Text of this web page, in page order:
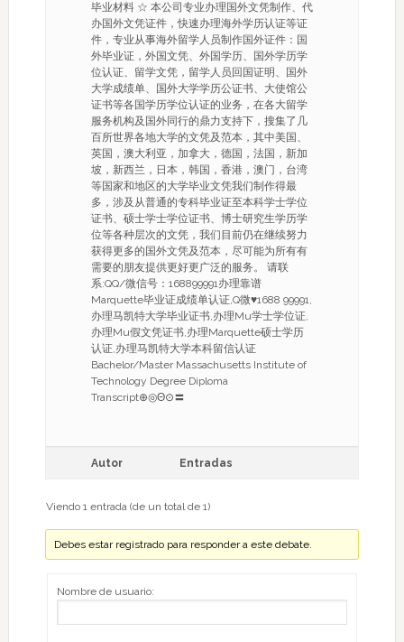
毕业材料 ☆ 本公司专业办理国外文凭制作、代
办国外文凭证件，快速办理海外学历认证等证
件，专业从事海外留学人员制作国外证件：国
外毕业证，外国文凭、外国学历、国外学历学
位认证、留学文凭，留学人员回国证明、国外
大学成绩单、国外大学学历公证书、大使馆公
证书等各国学历学位认证的业务，在各大留学
服务机构及国外同行的鼎力支持下，搜集了几
百所世界各地大学的文凭及范本，其中美国、
英国，澳大利亚，加拿大，德国，法国，新加
坡，新西兰，日本，韩国，香港，澳门，台湾
等国家和地区的大学毕业文凭我们制作得最
多，涉及从普通的专科毕业证至本科学士学位
证书、硕士学士学位证书、博士研究生学历学
位等各种层次的文凭，我们目前仍在继续努力
获得更多的国外文凭及范本，尽可能为所有有
需要的朋友提供更好更广泛的服务。 请联
系:QQ/微信号：168899991办理靠谱
Marquette毕业证成绩单认证,Q微♥1688 99991,
办理马凯特大学毕业证书,办理Mu学士学位证,
办理Mu假文凭证书,办理Marquette硕士学历
认证,办理马凯特大学本科留信认证
Bachelor/Master Massachusetts Institute of
Technology Degree Diploma
Transcript⊕◎Θ⊙〓
Autor Entradas
Viendo 1 entrada (de un total de 1)
Debes estar registrado para responder a este debate.
Nombre de usuario: